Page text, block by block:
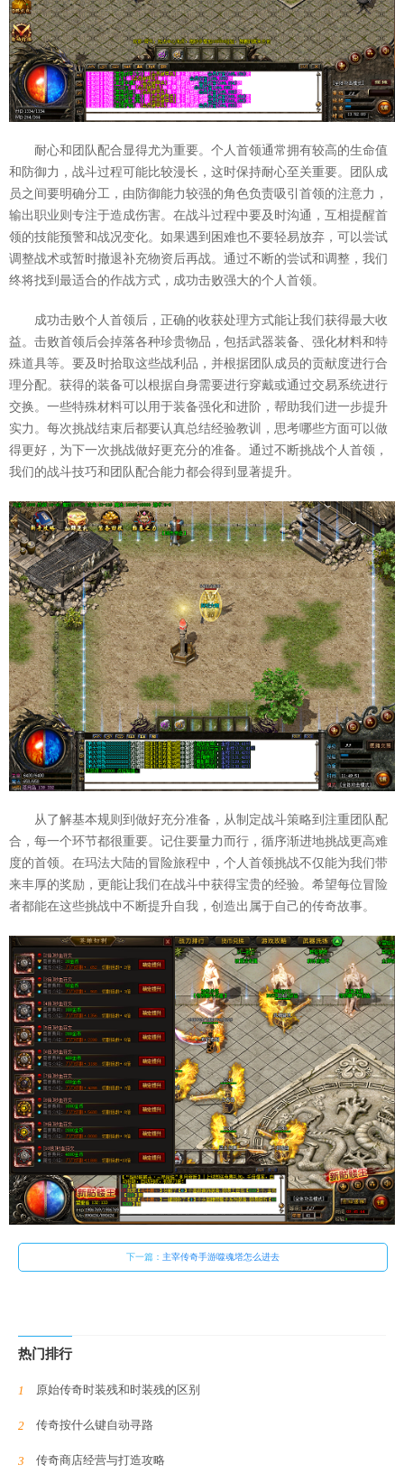
耐心和团队配合显得尤为重要。个人首领通常拥有较高的生命值
和防御力，战斗过程可能比较漫长，这时保持耐心至关重要。团队成
员之间要明确分工，由防御能力较强的角色负责吸引首领的注意力，
输出职业则专注于造成伤害。在战斗过程中要及时沟通，互相提醒首
领的技能预警和战况变化。如果遇到困难也不要轻易放弃，可以尝试
调整战术或暂时撤退补充物资后再战。通过不断的尝试和调整，我们
终将找到最适合的作战方式，成功击败强大的个人首领。
成功击败个人首领后，正确的收获处理方式能让我们获得最大收
益。击败首领后会掉落各种珍贵物品，包括武器装备、强化材料和特
殊道具等。要及时拾取这些战利品，并根据团队成员的贡献度进行合
理分配。获得的装备可以根据自身需要进行穿戴或通过交易系统进行
交换。一些特殊材料可以用于装备强化和进阶，帮助我们进一步提升
实力。每次挑战结束后都要认真总结经验教训，思考哪些方面可以做
得更好，为下一次挑战做好更充分的准备。通过不断挑战个人首领，
我们的战斗技巧和团队配合能力都会得到显著提升。
从了解基本规则到做好充分准备，从制定战斗策略到注重团队配
合，每一个环节都很重要。记住要量力而行，循序渐进地挑战更高难
度的首领。在玛法大陆的冒险旅程中，个人首领挑战不仅能为我们带
来丰厚的奖励，更能让我们在战斗中获得宝贵的经验。希望每位冒险
者都能在这些挑战中不断提升自我，创造出属于自己的传奇故事。
下一篇： 主宰传奇手游噬魂塔怎么进去
热门排行
原始传奇时装残和时装残的区别
传奇按什么键自动寻路
传奇商店经营与打造攻略